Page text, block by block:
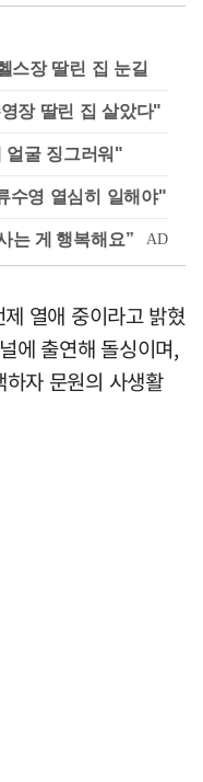
스장 딸린 집 눈길
장 딸린 집 살았다"
굴 징그러워"
수영 열심히 일해야"
열애 중이라고 밝혔
에 출연해 돌싱이며,
자 문원의 사생활